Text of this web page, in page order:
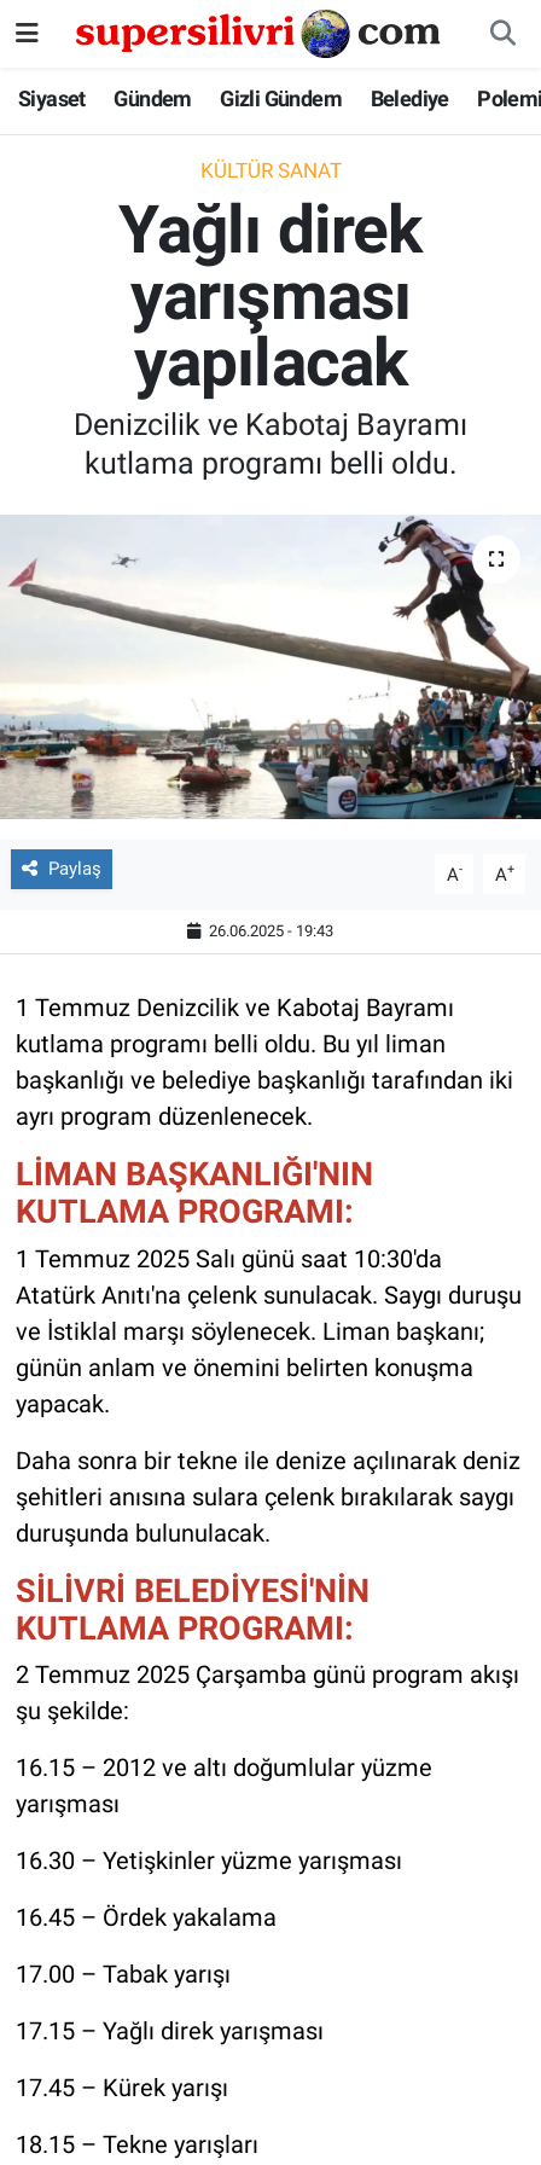
Siyaset Gündem Gizli Gündem Belediye
KÜLTÜR SANAT
Yağlı direk
yarışması
yapılacak
Denizcilik ve Kabotaj Bayramı
kutlama programı belli oldu.
Paylaş A- A+
26.06.2025 - 19:43
1 Temmuz Denizcilik ve Kabotaj Bayramı
kutlama programı belli oldu. Bu yıl liman
başkanlığı ve belediye başkanlığı tarafından iki
ayrı program düzenlenecek.
LİMAN BAŞKANLIĞI'NIN
KUTLAMA PROGRAMI:
1 Temmuz 2025 Salı günü saat 10:30'da
Atatürk Anıtı'na çelenk sunulacak. Saygı duruşu
ve İstiklal marşı söylenecek. Liman başkanı;
günün anlam ve önemini belirten konuşma
yapacak.
Daha sonra bir tekne ile denize açılınarak deniz
şehitleri anısına sulara çelenk bırakılarak saygı
duruşunda bulunulacak.
SİLİVRİ BELEDİYESİ'NİN
KUTLAMA PROGRAMI:
2 Temmuz 2025 Çarşamba günü program akışı
şu şekilde:
16.15 – 2012 ve altı doğumlular yüzme
yarışması
16.30 – Yetişkinler yüzme yarışması
16.45 – Ördek yakalama
17.00 – Tabak yarışı
17.15 – Yağlı direk yarışması
17.45 – Kürek yarışı
18.15 – Tekne yarışları
Siyaset
Gizli Gündem
Polemik
İstanbul Nöbetçi Eczaneler
İstanbul Hava Durumu
İstanbul Namaz Vakitleri
İstanbul Trafik Yoğunluk Haritası
Süper Lig Puan Durumu ve Fikstür
Tüm Manşetler
Son Dakika Haberleri